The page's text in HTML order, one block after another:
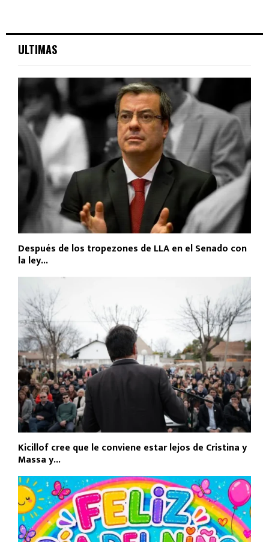
ULTIMAS
Después de los tropezones de LLA en el Senado con
la ley...
Kicillof cree que le conviene estar lejos de Cristina y
Massa y...